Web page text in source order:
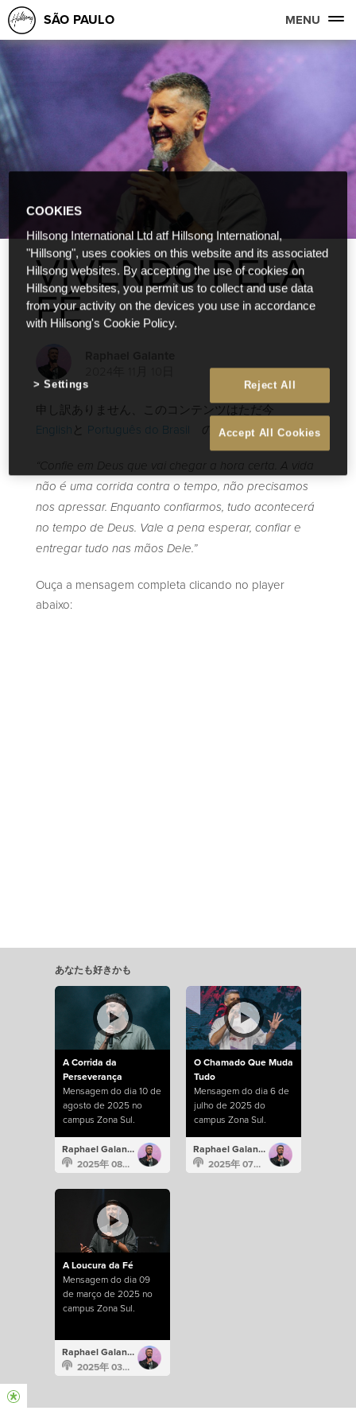
SÃO PAULO MENU
VIVENDO PELA
FÉ
申し訳ありません、このコンテンツはただ今
Englishと Português do Brasil のみです。
“Confie em Deus que vai chegar a hora certa. A vida
não é uma corrida contra o tempo, não precisamos
nos apressar. Enquanto confiarmos, tudo acontecerá
no tempo de Deus. Vale a pena esperar, confiar e
entregar tudo nas mãos Dele.”
Ouça a mensagem completa clicando no player
abaixo:
あなたも好きかも
A Corrida da
Perseverança
Mensagem do dia 10 de
agosto de 2025 no
campus Zona Sul.
Raphael Galante
2025年 08月 10日
O Chamado Que Muda
Tudo
Mensagem do dia 6 de
julho de 2025 do
campus Zona Sul.
Raphael Galante
2025年 07月 6日
A Loucura da Fé
Mensagem do dia 09
de março de 2025 no
campus Zona Sul.
Raphael Galante
2025年 03月 9日
COOKIES
Hillsong International Ltd atf Hillsong International,
"Hillsong", uses cookies on this website and its associated
Hillsong websites. By accepting the use of cookies on
Hillsong websites, you permit us to collect and use data
from your activity on the devices you use in accordance
with Hillsong's Cookie Policy.
Reject All
Accept All Cookies
Settings